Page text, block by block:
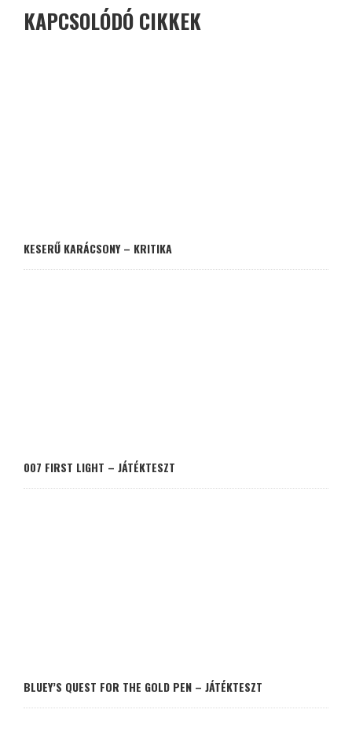
KAPCSOLÓDÓ CIKKEK
KESERŰ KARÁCSONY – KRITIKA
007 FIRST LIGHT – JÁTÉKTESZT
BLUEY’S QUEST FOR THE GOLD PEN – JÁTÉKTESZT